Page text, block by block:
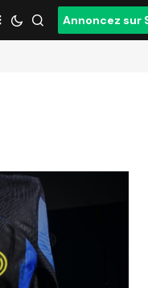
Annoncez sur